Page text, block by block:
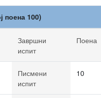
поена 100)
Завршни
испит
Поена
Писмени
испит
10